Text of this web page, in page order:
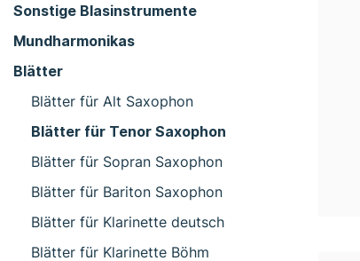
Sonstige Blasinstrumente
Mundharmonikas
Blätter
Blätter für Alt Saxophon
Blätter für Tenor Saxophon
Blätter für Sopran Saxophon
Blätter für Bariton Saxophon
Blätter für Klarinette deutsch
Blätter für Klarinette Böhm